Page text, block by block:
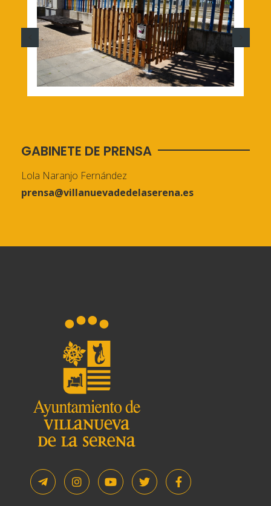
GABINETE DE PRENSA
Lola Naranjo Fernández
prensa@villanuevadedelaserena.es